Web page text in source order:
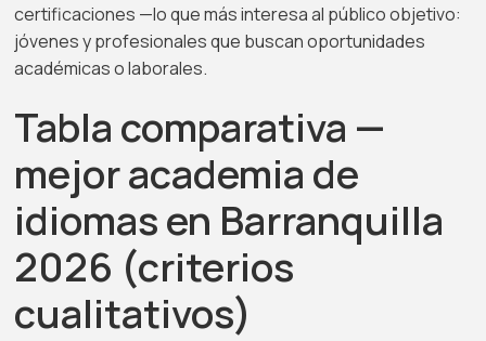
certificaciones —lo que más interesa al público objetivo:
jóvenes y profesionales que buscan oportunidades
académicas o laborales.
Tabla comparativa —
mejor academia de
idiomas en Barranquilla
2026 (criterios
cualitativos)